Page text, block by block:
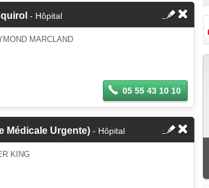
- Hôpital
MARCLAND
05 55 43 10 10
Médicale Urgente) - Hôpital
KING